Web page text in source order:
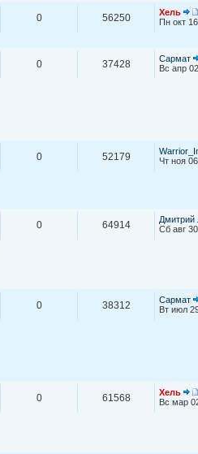
0 56250
Хель
Пн окт
0 37428
Сармат
Вс апр
0 52179
Чт ноя
0 64914
Дмитрий
Сб авг
0 38312
Сармат
Вт июл
0 61568
Хель
Вс мар